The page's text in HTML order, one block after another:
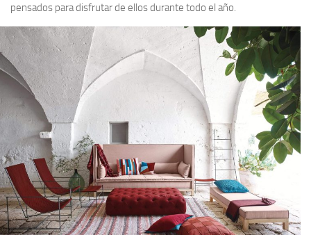
pensados para disfrutar de ellos durante todo el año.